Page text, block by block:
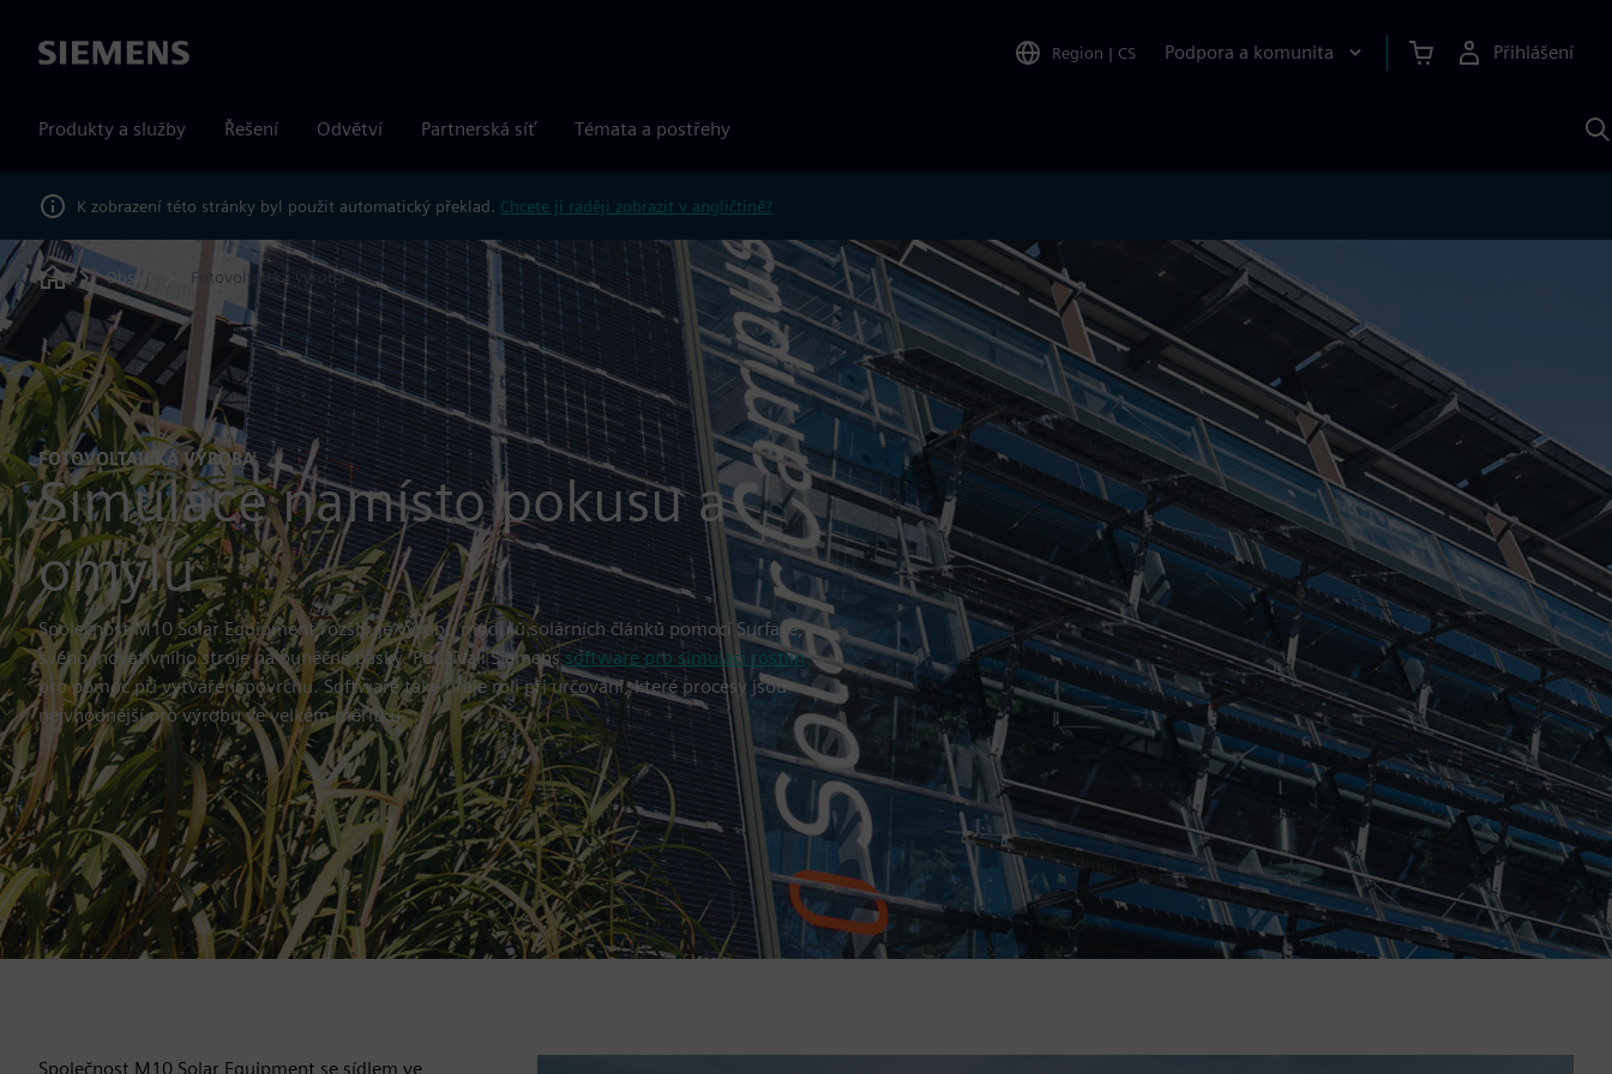
Siemens Region | CS Podpora a komunita Přihlášení
Produkty a služby Řešení Odvětví Partnerská síť Témata a postřehy
K zobrazení této stránky byl použit automatický překlad. Chcete ji raději zobrazit v angličtině?
Home
Obsah Fotovoltaická výroba
FOTOVOLTAICKÁ VÝROBA
Simulace namísto pokusu a
omylu
Společnost M10 Solar Equipment rozšiřuje výrobu modulů solárních článků pomocí Surface,
svého inovativního stroje na buněčné pásky. Používali Siemens software pro simulaci rostlin
pro pomoc při vytváření povrchu. Software také hraje roli při určování, které procesy jsou
nejvhodnější pro výrobu ve velkém měřítku.
Společnost M10 Solar Equipment se sídlem ve